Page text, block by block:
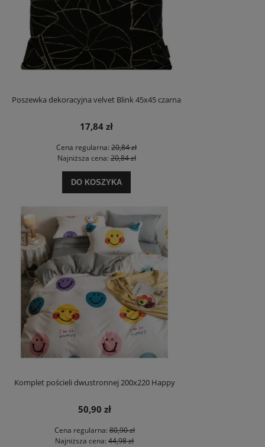
Poszewka dekoracyjna velvet Blink 45x45 czarna
17,84 zł
Cena regularna: 20,84 zł
Najniższa cena:20,84 zł
DO KOSZYKA
Komplet pościeli dwustronnej 200x220 Happy
50,90 zł
Cena regularna:80,90 zł
Najniższa cena: 44,98 zł